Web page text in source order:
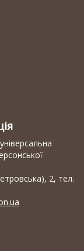
2, тел.